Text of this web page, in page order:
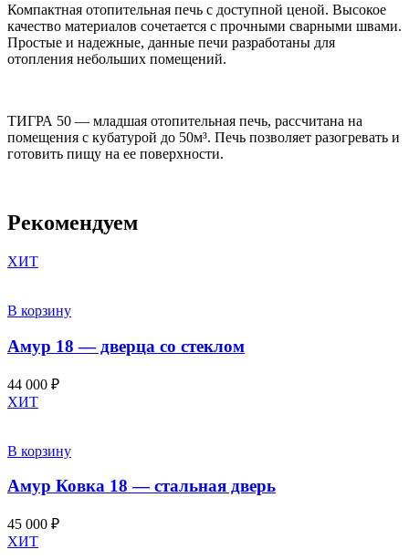
Компактная отопительная печь с доступной ценой. Высокое
качество материалов сочетается с прочными сварными швами.
Простые и надежные, данные печи разработаны для
отопления небольших помещений.
ТИГРА 50 — младшая отопительная печь, рассчитана на
помещения с кубатурой до 50м³. Печь позволяет разогревать и
готовить пищу на ее поверхности.
Рекомендуем
ХИТ
В корзину
Амур 18 — дверца со стеклом
44 000 ₽
ХИТ
В корзину
Амур Ковка 18 — стальная дверь
45 000 ₽
ХИТ